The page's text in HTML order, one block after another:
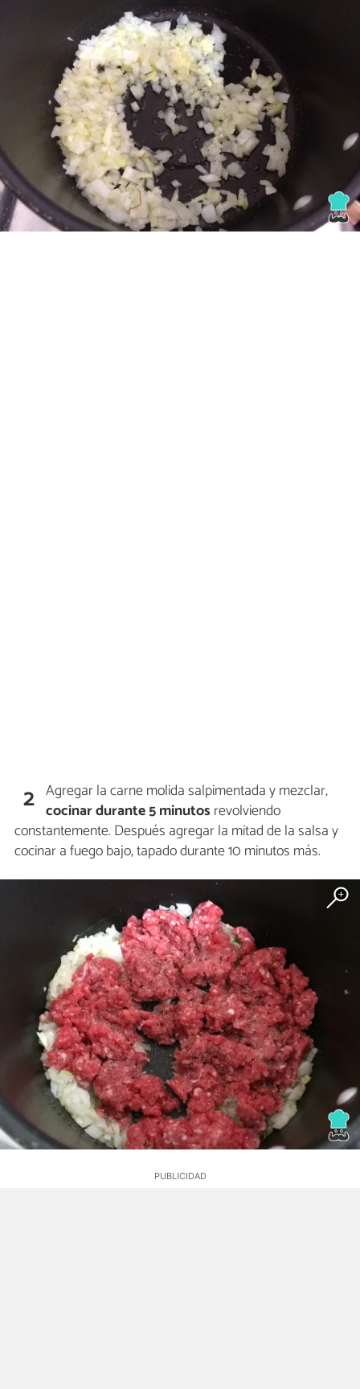
2 Agregar la carne molida salpimentada y mezclar,
cocinar durante 5 minutos revolviendo
constantemente. Después agregar la mitad de la salsa y
cocinar a fuego bajo, tapado durante 10 minutos más.